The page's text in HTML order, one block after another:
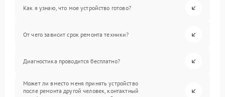
Как я узнаю, что мое устройство готово?
От чего зависит срок ремонта техники?
Диагностика проводится бесплатно?
Может ли вместо меня принять устройство
после ремонта другой человек, контактный